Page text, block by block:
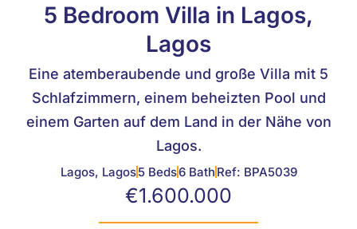
5 Bedroom Villa in Lagos,
Lagos
Eine atemberaubende und große Villa mit 5
Schlafzimmern, einem beheizten Pool und
einem Garten auf dem Land in der Nähe von
Lagos.
Lagos, Lagos5 Beds6 Bath Ref: BPA5039
€1.600.000